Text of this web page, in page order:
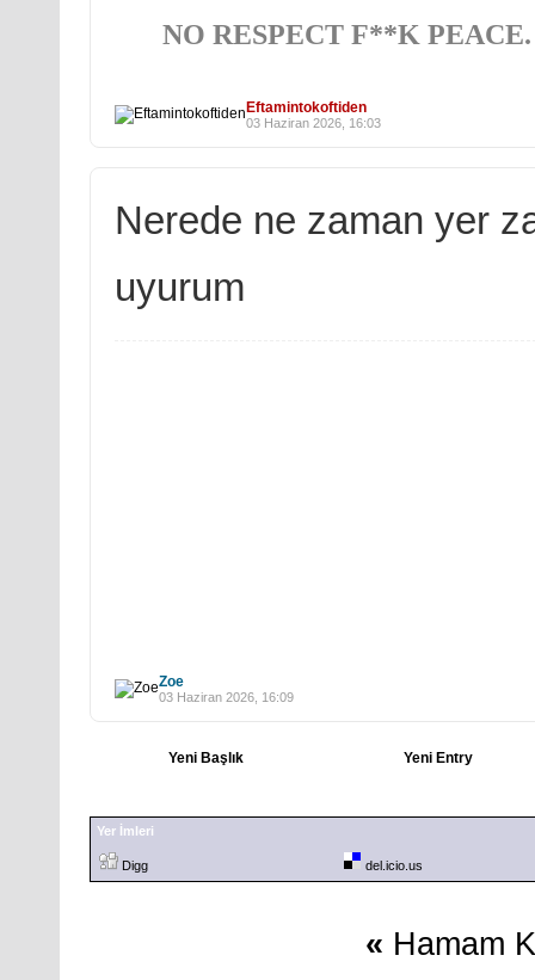
NO RESPECT F**K PEACE.
Eftamintokoftiden
03 Haziran 2026, 16:03
Nerede ne zaman yer
uyurum
Zoe
03 Haziran 2026, 16:09
Yeni Başlık Yeni Entry
Yer İmleri
Digg del.icio.us
« Hamam